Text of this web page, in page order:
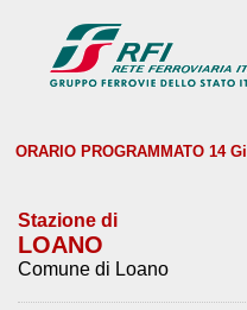
ORARIO PROGRAMMATO 14
Stazione di
LOANO
Comune di Loano